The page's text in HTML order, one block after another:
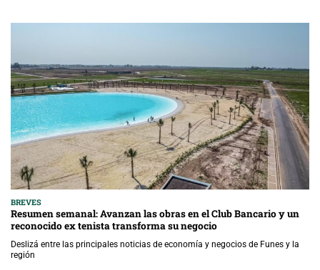
BREVES
Resumen semanal: Avanzan las obras en el Club Bancario y un
reconocido ex tenista transforma su negocio
Deslizá entre las principales noticias de economía y negocios de Funes y la
región